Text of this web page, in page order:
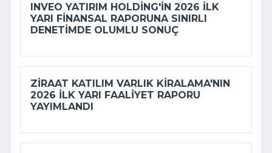
INVEO YATIRIM HOLDING'IN 2026 ILK
YARI FINANSAL RAPORUNA SINIRLI
DENETIMDE OLUMLU SONUÇ
ZIRAAT KATILIM VARLIK KIRALAMA'NIN
2026 ILK YARI FAALIYET RAPORU
YAYIMLANDI